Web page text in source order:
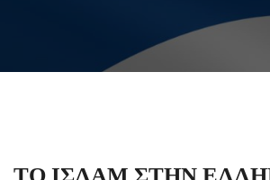
ΤΟ ΙΣΛΑΜ ΣΤΗΝ